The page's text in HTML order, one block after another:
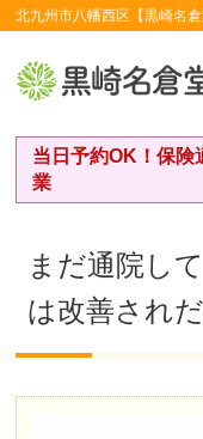
北九州市八幡西区【黒崎名
当日予約OK！保険
業
まだ通院し
は改善され